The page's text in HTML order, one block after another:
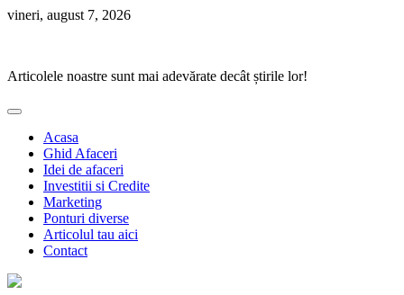
Skip
vineri, august 7, 2026
Articolele noastre sunt mai adevărate decât știrile lor!
Acasa
Ghid Afaceri
Idei de afaceri
Investitii si Credite
Marketing
Ponturi diverse
Articolul tau aici
Contact